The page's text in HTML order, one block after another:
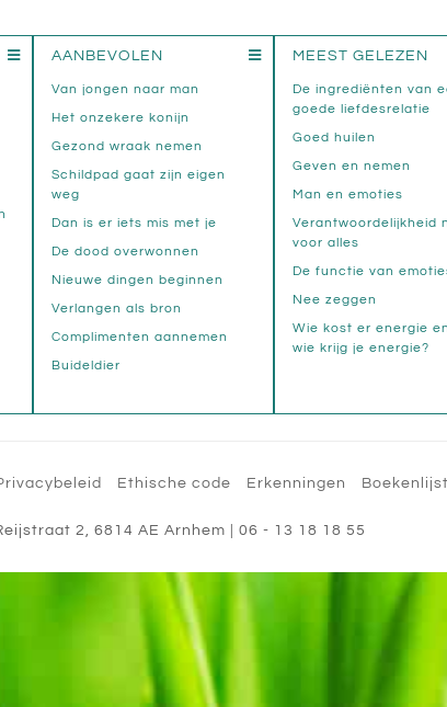
AANBEVOLEN
Van jongen naar man
Het onzekere konijn
Gezond wraak nemen
Schildpad gaat zijn eigen
weg
Dan is er iets mis met je
De dood overwonnen
Nieuwe dingen beginnen
Verlangen als bron
Complimenten aannemen
Buideldier
MEEST GELEZEN
De ingrediënten van
goede liefdesrelatie
Goed huilen
Geven en nemen
Man en emoties
Verantwoordelijkheid
voor alles
De functie van
Nee zeggen
Wie kost er energie
wie krijg je energie?
Ethische code Erkenningen Boekenlijst
2, 6814 AE Arnhem 06 - 13 18 18 55